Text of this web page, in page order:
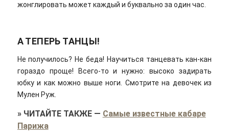
жонглировать может каждый и буквально за один час.
А ТЕПЕРЬ ТАНЦЫ!
Не получилось? Не беда! Научиться танцевать кан-кан
гораздо проще! Всего-то и нужно: высоко задирать
юбку и как можно выше ноги. Смотрите на девочек из
Мулен Руж.
» ЧИТАЙТЕ ТАКЖЕ— Самые известные кабаре
Парижа